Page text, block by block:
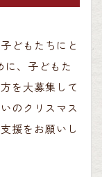
どもたちにと
に、子どもた
を大募集して
のクリスマス
援をお願いし